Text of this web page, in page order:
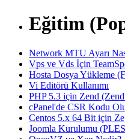
Eğitim
Network MTU Ayarı
Vps ve Vds İçin
Hosta Dosya Yükleme
Vi Editörü Kullanımı
PHP 5.3 için Zend
cPanel'de CSR Kodu
Centos 5.x 64 Bit için Ze
Joomla Kurulumu